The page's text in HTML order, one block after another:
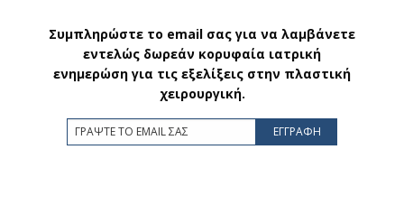
Συμπληρώστε το email σας για να λαμβάνετε
εντελώς δωρεάν κορυφαία ιατρική
ενημερώση για τις εξελίξεις στην πλαστική
χειρουργική.